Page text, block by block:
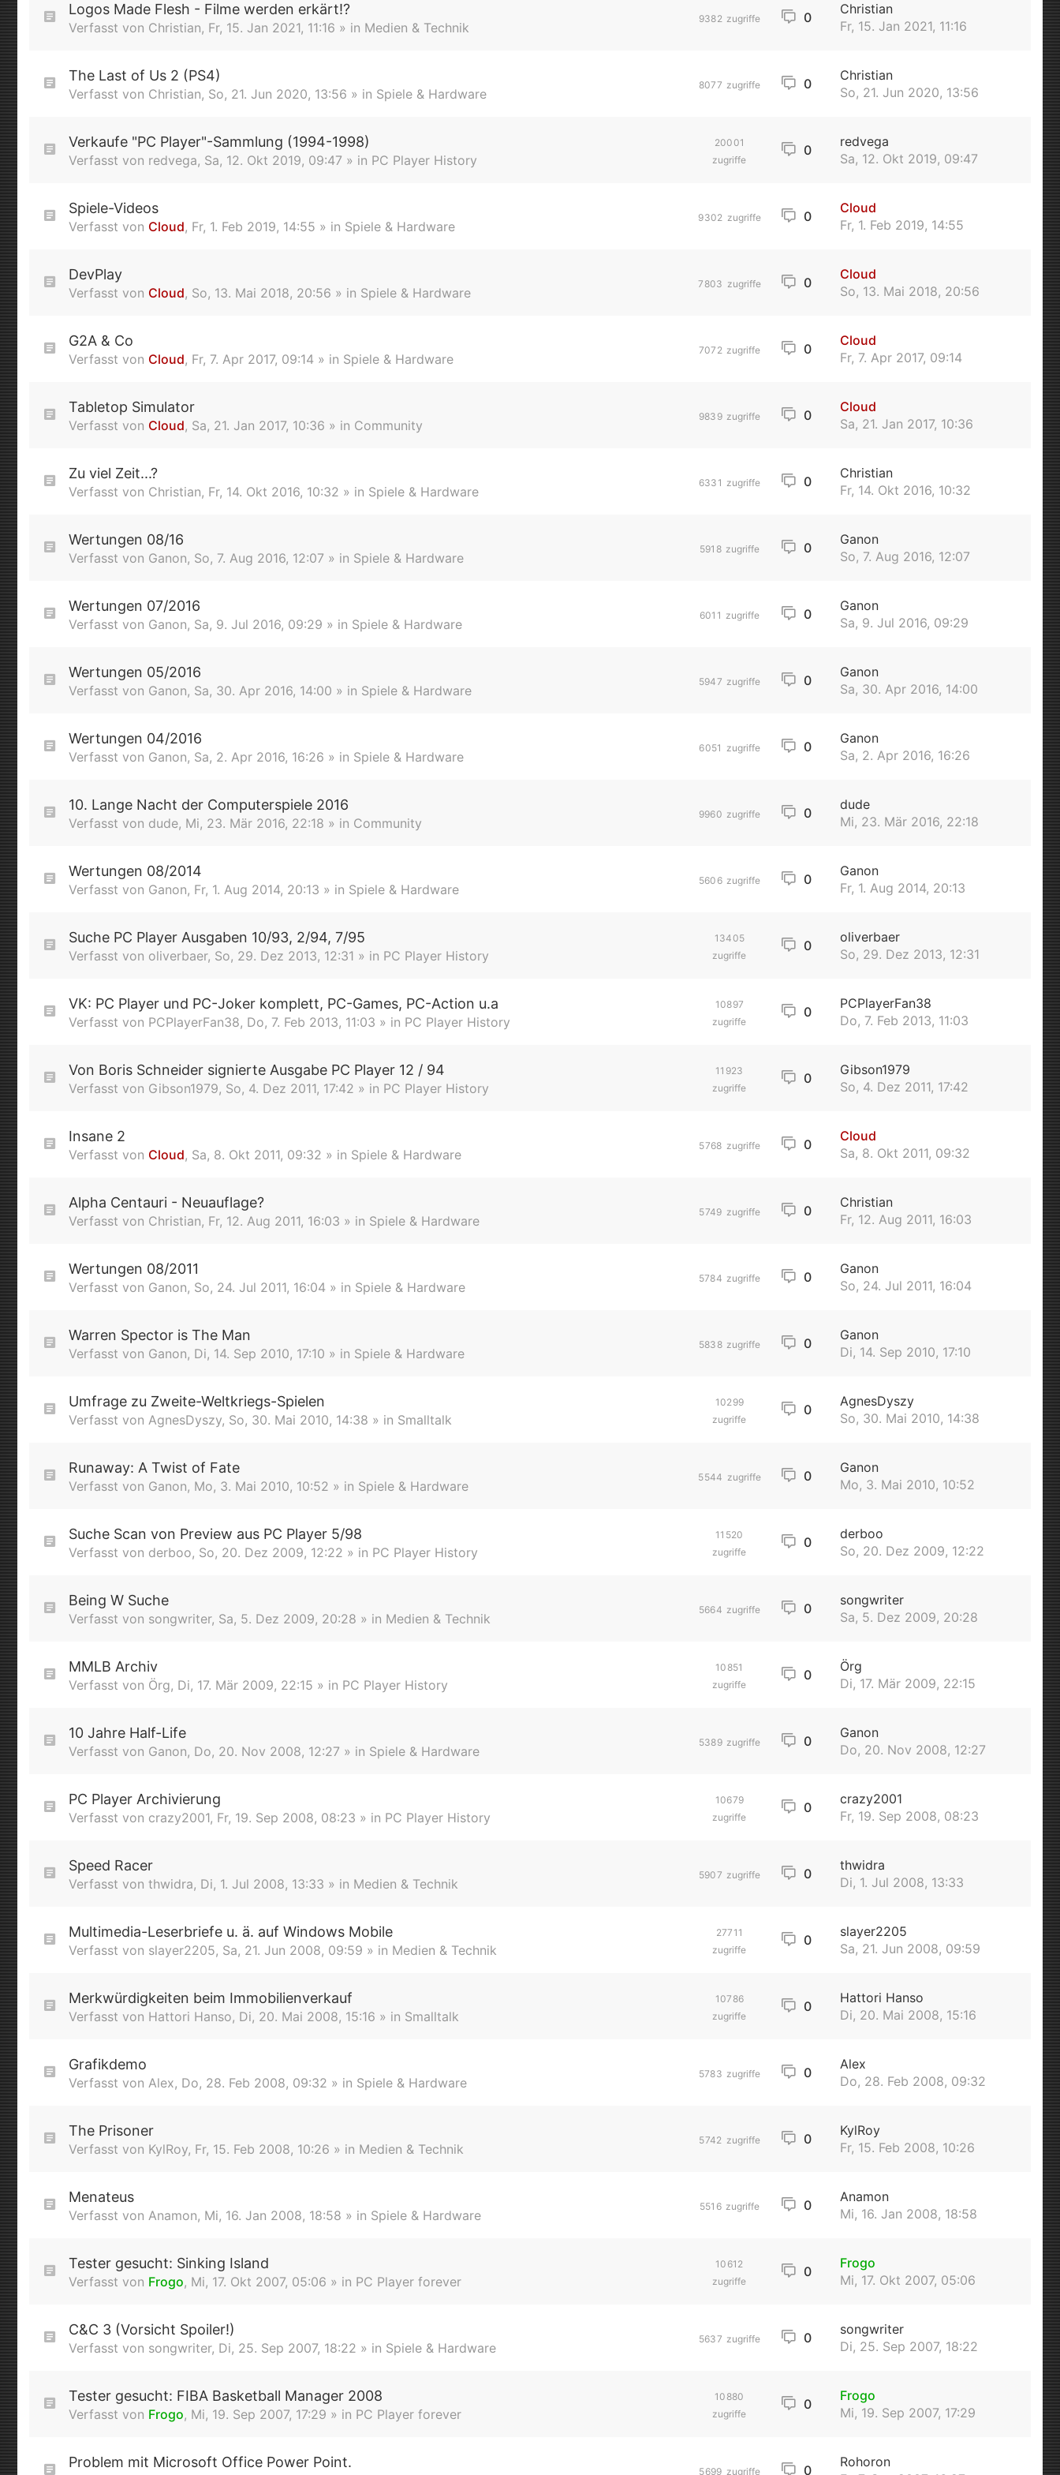
Logos Made Flesh - Filme werden erkärt!?
Verfasst von Christian, Fr, 15. Jan 2021, 11:16 » in Medien & Technik
9382 zugriffe 0
Christian
Fr, 15. Jan 2021, 11:16
The Last of Us 2 (PS4)
Verfasst von Christian, So, 21. Jun 2020, 13:56 » in Spiele & Hardware
8077 zugriffe 0
Christian
So, 21. Jun 2020, 13:56
Verkaufe "PC Player"-Sammlung (1994-1998)
Verfasst von redvega, Sa, 12. Okt 2019, 09:47 » in PC Player History
20001
zugriffe
0
redvega
Sa, 12. Okt 2019, 09:47
Spiele-Videos
Verfasst von Cloud, Fr, 1. Feb 2019, 14:55 » in Spiele & Hardware
9302 zugriffe 0
Cloud
Fr, 1. Feb 2019, 14:55
DevPlay
Verfasst von Cloud, So, 13. Mai 2018, 20:56 » in Spiele & Hardware
7803 zugriffe 0
Cloud
So, 13. Mai 2018, 20:56
G2A & Co
Verfasst von Cloud, Fr, 7. Apr 2017, 09:14 » in Spiele & Hardware
7072 zugriffe 0
Cloud
Fr, 7. Apr 2017, 09:14
Tabletop Simulator
Verfasst von Cloud, Sa, 21. Jan 2017, 10:36 » in Community
9839 zugriffe 0
Cloud
Sa, 21. Jan 2017, 10:36
Zu viel Zeit...?
Verfasst von Christian, Fr, 14. Okt 2016, 10:32 » in Spiele & Hardware
6331 zugriffe 0
Christian
Fr, 14. Okt 2016, 10:32
Wertungen 08/16
Verfasst von Ganon, So, 7. Aug 2016, 12:07 » in Spiele & Hardware
5918 zugriffe 0
Ganon
So, 7. Aug 2016, 12:07
Wertungen 07/2016
Verfasst von Ganon, Sa, 9. Jul 2016, 09:29 » in Spiele & Hardware
6011 zugriffe 0
Ganon
Sa, 9. Jul 2016, 09:29
Wertungen 05/2016
Verfasst von Ganon, Sa, 30. Apr 2016, 14:00 » in Spiele & Hardware
5947 zugriffe 0
Ganon
Sa, 30. Apr 2016, 14:00
Wertungen 04/2016
Verfasst von Ganon, Sa, 2. Apr 2016, 16:26 » in Spiele & Hardware
6051 zugriffe 0
Ganon
Sa, 2. Apr 2016, 16:26
10. Lange Nacht der Computerspiele 2016
Verfasst von dude, Mi, 23. Mär 2016, 22:18 » in Community
9960 zugriffe 0
dude
Mi, 23. Mär 2016, 22:18
Wertungen 08/2014
Verfasst von Ganon, Fr, 1. Aug 2014, 20:13 » in Spiele & Hardware
5606 zugriffe 0
Ganon
Fr, 1. Aug 2014, 20:13
Suche PC Player Ausgaben 10/93, 2/94, 7/95
Verfasst von oliverbaer, So, 29. Dez 2013, 12:31 » in PC Player History
13405
zugriffe
0
oliverbaer
So, 29. Dez 2013, 12:31
VK: PC Player und PC-Joker komplett, PC-Games, PC-Action u.a
Verfasst von PCPlayerFan38, Do, 7. Feb 2013, 11:03 » in PC Player History
10897
zugriffe
0
PCPlayerFan38
Do, 7. Feb 2013, 11:03
Von Boris Schneider signierte Ausgabe PC Player 12 / 94
Verfasst von Gibson1979, So, 4. Dez 2011, 17:42 » in PC Player History
11923
zugriffe
0
Gibson1979
So, 4. Dez 2011, 17:42
Insane 2
Verfasst von Cloud, Sa, 8. Okt 2011, 09:32 » in Spiele & Hardware
5768 zugriffe 0
Cloud
Sa, 8. Okt 2011, 09:32
Alpha Centauri - Neuauflage?
Verfasst von Christian, Fr, 12. Aug 2011, 16:03 » in Spiele & Hardware
5749 zugriffe 0
Christian
Fr, 12. Aug 2011, 16:03
Wertungen 08/2011
Verfasst von Ganon, So, 24. Jul 2011, 16:04 » in Spiele & Hardware
5784 zugriffe 0
Ganon
So, 24. Jul 2011, 16:04
Warren Spector is The Man
Verfasst von Ganon, Di, 14. Sep 2010, 17:10 » in Spiele & Hardware
5838 zugriffe 0
Ganon
Di, 14. Sep 2010, 17:10
Umfrage zu Zweite-Weltkriegs-Spielen
Verfasst von AgnesDyszy, So, 30. Mai 2010, 14:38 » in Smalltalk
10299
zugriffe
0
AgnesDyszy
So, 30. Mai 2010, 14:38
Runaway: A Twist of Fate
Verfasst von Ganon, Mo, 3. Mai 2010, 10:52 » in Spiele & Hardware
5544 zugriffe 0
Ganon
Mo, 3. Mai 2010, 10:52
Suche Scan von Preview aus PC Player 5/98
Verfasst von derboo, So, 20. Dez 2009, 12:22 » in PC Player History
11520
zugriffe
0
derboo
So, 20. Dez 2009, 12:22
Being W Suche
Verfasst von songwriter, Sa, 5. Dez 2009, 20:28 » in Medien & Technik
5664 zugriffe 0
songwriter
Sa, 5. Dez 2009, 20:28
MMLB Archiv
Verfasst von Örg, Di, 17. Mär 2009, 22:15 » in PC Player History
10851
zugriffe
0
Örg
Di, 17. Mär 2009, 22:15
10 Jahre Half-Life
Verfasst von Ganon, Do, 20. Nov 2008, 12:27 » in Spiele & Hardware
5389 zugriffe 0
Ganon
Do, 20. Nov 2008, 12:27
PC Player Archivierung
Verfasst von crazy2001, Fr, 19. Sep 2008, 08:23 » in PC Player History
10679
zugriffe
0
crazy2001
Fr, 19. Sep 2008, 08:23
Speed Racer
Verfasst von thwidra, Di, 1. Jul 2008, 13:33 » in Medien & Technik
5907 zugriffe 0
thwidra
Di, 1. Jul 2008, 13:33
Multimedia-Leserbriefe u. ä. auf Windows Mobile
Verfasst von slayer2205, Sa, 21. Jun 2008, 09:59 » in Medien & Technik
27711
zugriffe
0
slayer2205
Sa, 21. Jun 2008, 09:59
Merkwürdigkeiten beim Immobilienverkauf
Verfasst von Hattori Hanso, Di, 20. Mai 2008, 15:16 » in Smalltalk
10786
zugriffe
0
Hattori Hanso
Di, 20. Mai 2008, 15:16
Grafikdemo
Verfasst von Alex, Do, 28. Feb 2008, 09:32 » in Spiele & Hardware
5783 zugriffe 0
Alex
Do, 28. Feb 2008, 09:32
The Prisoner
Verfasst von KylRoy, Fr, 15. Feb 2008, 10:26 » in Medien & Technik
5742 zugriffe 0
KylRoy
Fr, 15. Feb 2008, 10:26
Menateus
Verfasst von Anamon, Mi, 16. Jan 2008, 18:58 » in Spiele & Hardware
5516 zugriffe 0
Anamon
Mi, 16. Jan 2008, 18:58
Tester gesucht: Sinking Island
Verfasst von Frogo, Mi, 17. Okt 2007, 05:06 » in PC Player forever
10612
zugriffe
0
Frogo
Mi, 17. Okt 2007, 05:06
C&C 3 (Vorsicht Spoiler!)
Verfasst von songwriter, Di, 25. Sep 2007, 18:22 » in Spiele & Hardware
5637 zugriffe 0
songwriter
Di, 25. Sep 2007, 18:22
Tester gesucht: FIBA Basketball Manager 2008
Verfasst von Frogo, Mi, 19. Sep 2007, 17:29 » in PC Player forever
10880
zugriffe
0
Frogo
Mi, 19. Sep 2007, 17:29
Problem mit Microsoft Office Power Point.
5699 zugriffe 0
Rohoron